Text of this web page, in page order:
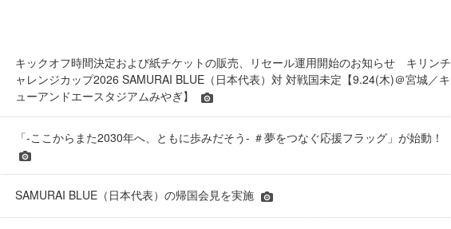
キックオフ時間決定および紙チケットの販売、リセール運用開始のお知らせ キリンチ
ャレンジカップ2026 SAMURAI BLUE（日本代表）対 対戦国未定【9.24(木)＠宮城／キ
ューアンドエースタジアムみやぎ】
「-ここからまた2030年へ、ともに歩みだそう- ＃夢をつなぐ応援フラッグ」が始動！
SAMURAI BLUE（日本代表）の帰国会見を実施